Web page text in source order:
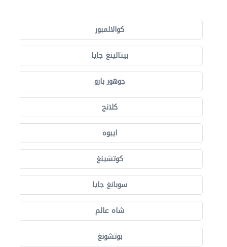
كوالالمبور
بيتالينغ جايا
جوهور بارو
كلانج
ايبوه
كوتشينغ
سوبانغ جايا
شاه عالم
بوتشونغ